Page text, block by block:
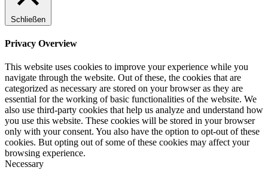
Schließen
Privacy Overview
This website uses cookies to improve your experience while you
navigate through the website. Out of these, the cookies that are
categorized as necessary are stored on your browser as they are
essential for the working of basic functionalities of the website. We
also use third-party cookies that help us analyze and understand how
you use this website. These cookies will be stored in your browser
only with your consent. You also have the option to opt-out of these
cookies. But opting out of some of these cookies may affect your
browsing experience.
Necessary